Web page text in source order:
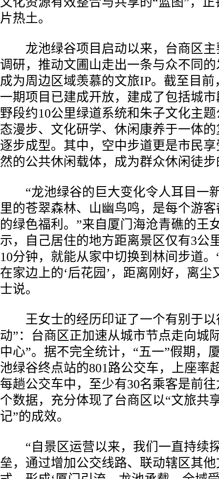
片热土。
龙池绿谷项目启动以来，台商区主
调研，推动文圃山走出一条与众不同
成为周边区域羡慕的文旅IP。截至目
一期项目已建成开放，建成了包括城
野段约10公里绿道系统和朱子文化主
态漫步、文化研学、休闲康养于一体
逐步成型。其中，空中步道更是市民
然的公共休闲载体，成为群众休闲徒
“龙池绿谷的巨大变化令人耳目一
里的苍翠森林、山幽鸟鸣，是每个游
的绿色福利。”来自厦门海沧青礁的王
示，自己居住的地方距离景区仅有3公
10分钟，就能从家中切换到林间步道
在家边上的‘后花园’，距离刚好，离尘
士说。
王女士的经历印证了一个有别于以
动”：台商区正加速从城市节点走向城
中心”。据不完全统计，“五一”假期，
池绿谷终点站的801路公交车，上座率
每趟公交车中，至少有30名乘客是前
个数据，充分体现了台商区以“文旅共
记”的成效。
“自景区运营以来，我们一直持续
垒，通过增加公交线路、联动辖区其